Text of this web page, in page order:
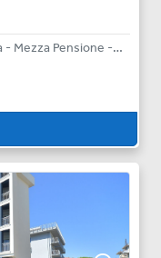
Pensione Completa - Mezza Pensione - Bed & Breakfast